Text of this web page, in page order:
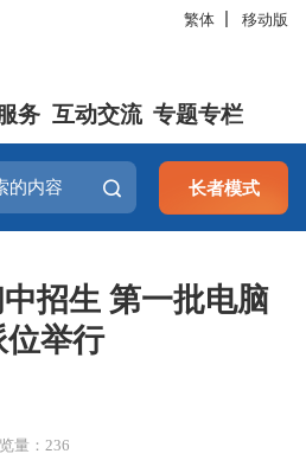
繁体 移动版
务 互动交流 专题专栏
长者模式
招生 第一批电脑
位举行
量： 236